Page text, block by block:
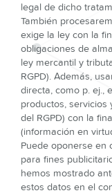
legal de dicho
También
exige la ley con la
obligaciones de
ley mercantil y
RGPD). Además,
directa, como p. ej.,
productos, servicios
del RGPD) con la
(información en
Puede oponerse en
para fines
hemos mostrado
estos datos en el